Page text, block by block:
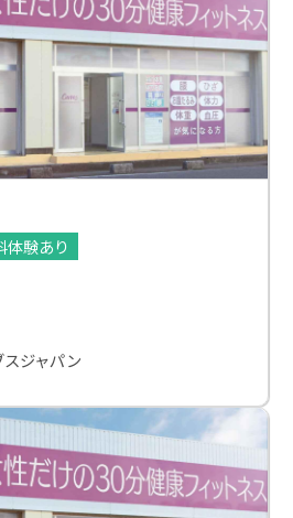
体験あり
ジャパン